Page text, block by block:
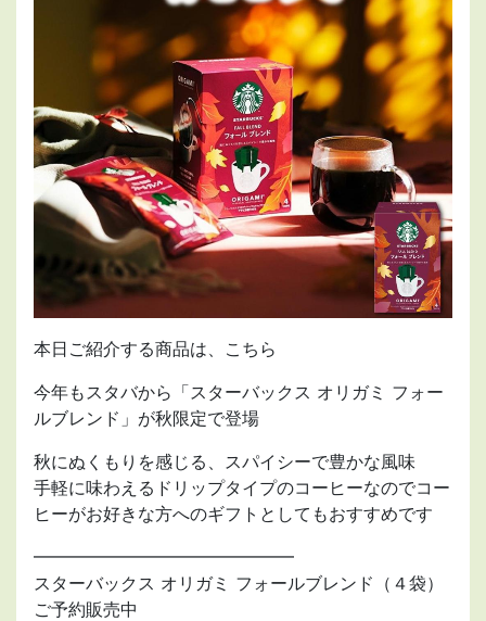
本日ご紹介する商品は、こちら
今年もスタバから「スターバックス オリガミ フォー
ルブレンド」が秋限定で登場
秋にぬくもりを感じる、スパイシーで豊かな風味
手軽に味わえるドリップタイプのコーヒーなのでコー
ヒーがお好きな方へのギフトとしてもおすすめです
━━━━━━━━━━━━━━━
スターバックス オリガミ フォールブレンド（４袋）
ご予約販売中